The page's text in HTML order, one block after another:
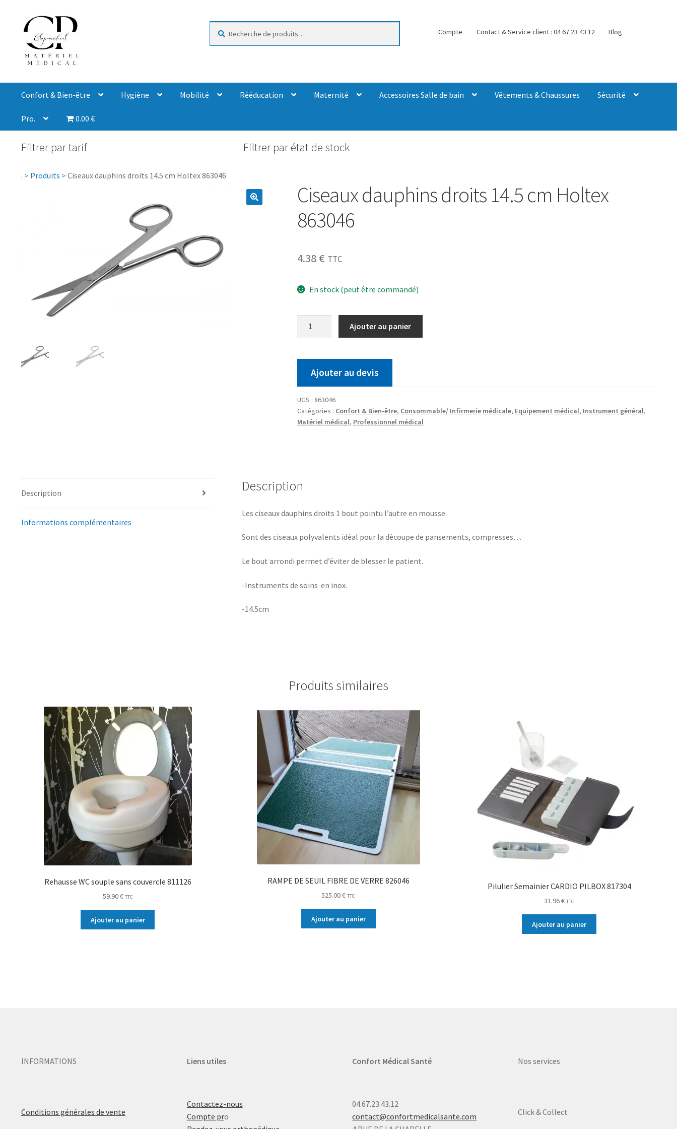
Compte Contact & Service client : 04 67 23 43 12 Blog
Confort & Bien-être Hygiène Mobilité Rééducation Maternité Accessoires Salle de bain Vêtements & Chaussures Sécurité
Pro. 0.00 €
Filtrer par tarif Filtrer par état de stock
. > Produits > Ciseaux dauphins droits 14.5 cm Holtex 863046
Ciseaux dauphins droits 14.5 cm Holtex
863046
4.38 € TTC
En stock (peut être commandé)
Ajouter au panier
Ajouter au devis
UGS : 863046
Catégories : Confort & Bien-être, Consommable/ Infirmerie médicale, Equipement médical, Instrument général,
Matériel médical, Professionnel médical
Description
Informations complémentaires
Description
Les ciseaux dauphins droits 1 bout pointu l’autre en mousse.
Sont des ciseaux polyvalents idéal pour la découpe de pansements, compresses…
Le bout arrondi permet d’éviter de blesser le patient.
-Instruments de soins en inox.
-14.5cm
Produits similaires
Rehausse WC souple sans couvercle 811126
59.90€ TTC
Ajouter au panier
RAMPE DE SEUIL FIBRE DE VERRE 826046
525.00€ TTC
Ajouter au panier
Pilulier Semainier CARDIO PILBOX 817304
31.96€ TTC
Ajouter au panier
INFORMATIONS
Conditions générales de vente
Liens utiles
Contactez-nous
Compte pro
Confort Médical Santé
04.67.23.43.12
contact@confortmedicalsante.com
Nos services
Click & Collect